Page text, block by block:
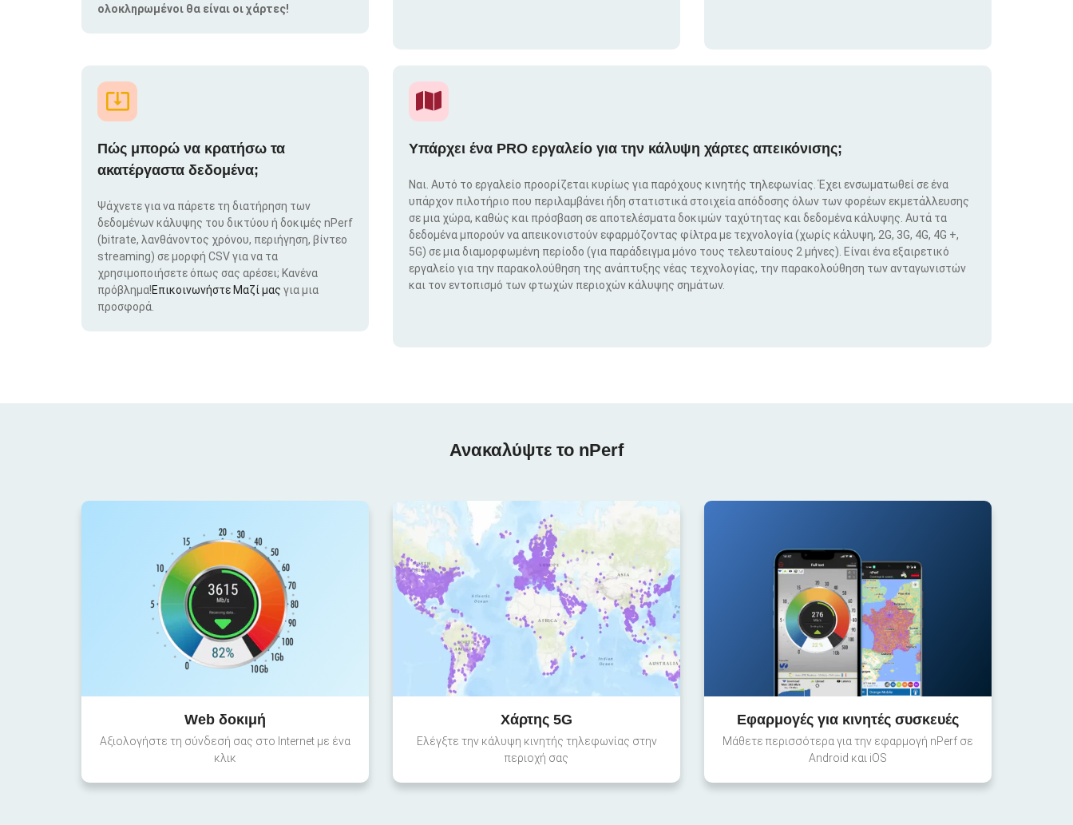
ολοκληρωμένοι θα είναι οι χάρτες!
Πώς μπορώ να κρατήσω τα
ακατέργαστα δεδομένα;
Ψάχνετε για να πάρετε τη διατήρηση των
δεδομένων κάλυψης του δικτύου ή δοκιμές nPerf
(bitrate, λανθάνοντος χρόνου, περιήγηση, βίντεο
streaming) σε μορφή CSV για να τα
χρησιμοποιήσετε όπως σας αρέσει; Κανένα
πρόβλημα!Επικοινωνήστε Μαζί μας για μια
προσφορά.
Υπάρχει ένα PRO εργαλείο για την κάλυψη χάρτες απεικόνισης;
Ναι. Αυτό το εργαλείο προορίζεται κυρίως για παρόχους κινητής τηλεφωνίας. Έχει ενσωματωθεί σε ένα
υπάρχον πιλοτήριο που περιλαμβάνει ήδη στατιστικά στοιχεία απόδοσης όλων των φορέων εκμετάλλευσης
σε μια χώρα, καθώς και πρόσβαση σε αποτελέσματα δοκιμών ταχύτητας και δεδομένα κάλυψης. Αυτά τα
δεδομένα μπορούν να απεικονιστούν εφαρμόζοντας φίλτρα με τεχνολογία (χωρίς κάλυψη, 2G, 3G, 4G, 4G +,
5G) σε μια διαμορφωμένη περίοδο (για παράδειγμα μόνο τους τελευταίους 2 μήνες). Είναι ένα εξαιρετικό
εργαλείο για την παρακολούθηση της ανάπτυξης νέας τεχνολογίας, την παρακολούθηση των ανταγωνιστών
και τον εντοπισμό των φτωχών περιοχών κάλυψης σημάτων.
Ανακαλύψτε το nPerf
Web δοκιμή
Αξιολογήστε τη σύνδεσή σας στο Internet με ένα
κλικ
Χάρτης 5G
Ελέγξτε την κάλυψη κινητής τηλεφωνίας στην
περιοχή σας
Εφαρμογές για κινητές συσκευές
Μάθετε περισσότερα για την εφαρμογή nPerf σε
Android και iOS